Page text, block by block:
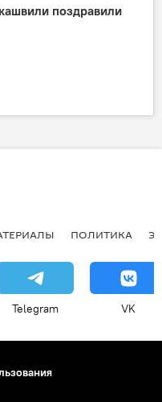
поздравили
ПОЛИТИКА
Telegram VK